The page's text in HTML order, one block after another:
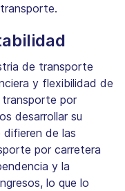
de transporte
y flexibilidad de
transporte por
desarrollar su
de las
por carretera
y la
lo que lo